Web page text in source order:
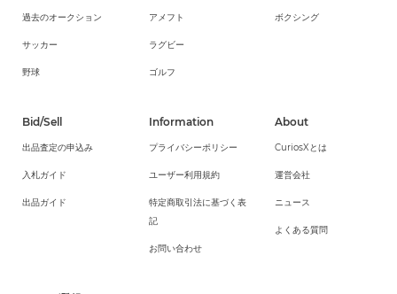
過去のオークション
サッカー
野球
アメフト
ラグビー
ゴルフ
ボクシング
Bid/Sell
出品査定の申込み
入札ガイド
出品ガイド
Information
プライバシーポリシー
ユーザー利用規約
特定商取引法に基づく表
記
お問い合わせ
About
CuriosXとは
運営会社
ニュース
よくある質問